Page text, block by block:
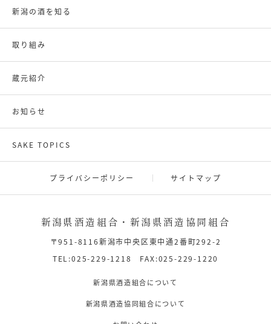
新潟の酒を知る
取り組み
蔵元紹介
お知らせ
SAKE TOPICS
プライバシーポリシー サイトマップ
新潟県酒造組合・新潟県酒造協同組合
〒951-8116新潟市中央区東中通2番町292-2
TEL:025-229-1218 FAX:025-229-1220
新潟県酒造組合について
新潟県酒造協同組合について